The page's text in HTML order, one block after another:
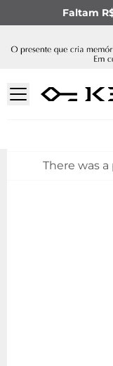
Faltam
There was